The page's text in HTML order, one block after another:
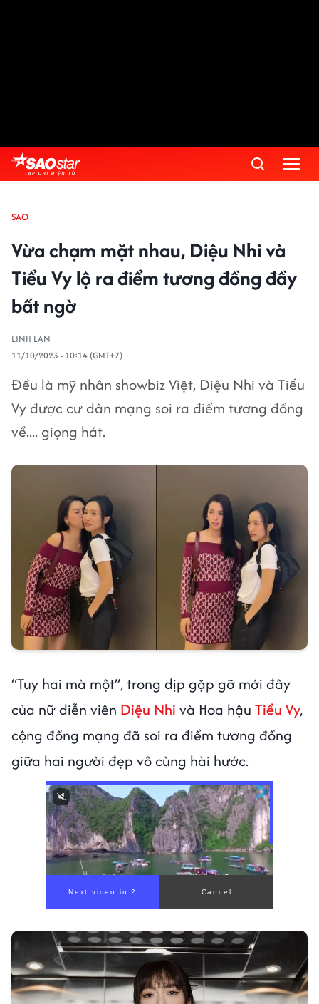
SAO
Vừa chạm mặt nhau, Diệu Nhi và
Tiểu Vy lộ ra điểm tương đồng đầy
bất ngờ
LINH LAN
11/10/2023 - 10:14 (GMT+7)
Đều là mỹ nhân showbiz Việt, Diệu Nhi và Tiểu
Vy được cư dân mạng soi ra điểm tương đồng
về.... giọng hát.
“Tuy hai mà một”, trong dịp gặp gỡ mới đây
của nữ diễn viên Diệu Nhi và Hoa hậu Tiểu Vy,
cộng đồng mạng đã soi ra điểm tương đồng
giữa hai người đẹp vô cùng hài hước.